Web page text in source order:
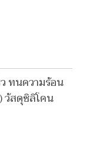
ทนความร้อน
วัสดุซิลิโคน